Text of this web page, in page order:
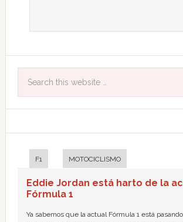
F1 MOTOCICLISMO
Eddie Jordan está harto de la
Fórmula 1
Ya sabemos que la actual Fórmula 1 está